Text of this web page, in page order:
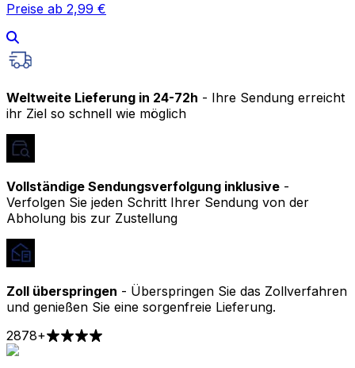
Preise ab 2,99 €
Weltweite Lieferung in 24-72h - Ihre Sendung erreicht
ihr Ziel so schnell wie möglich
Vollständige Sendungsverfolgung inklusive -
Verfolgen Sie jeden Schritt Ihrer Sendung von der
Abholung bis zur Zustellung
Zoll überspringen - Überspringen Sie das Zollverfahren
und genießen Sie eine sorgenfreie Lieferung.
2878+